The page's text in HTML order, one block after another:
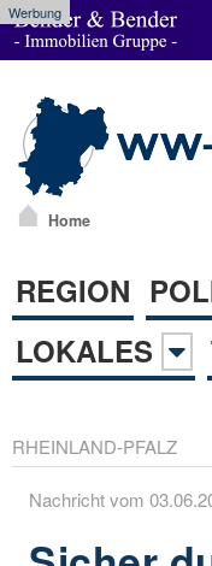
Werbung
Home
REGION
LOKALES
RHEINLAND-PFALZ
Nachricht vom